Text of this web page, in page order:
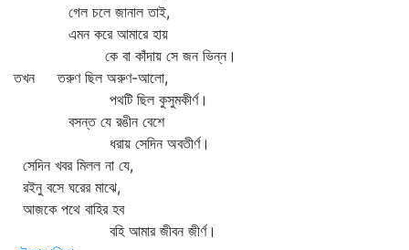
গেল চলে জানাল তাই,
এমন করে আমারে হায়
কে বা কাঁদায় সে জন ভিন্ন।
তখন তরুণ ছিল অরুণ-আলো,
পথটি ছিল কুসুমকীর্ণ।
বসন্ত যে রঙীন বেশে
ধরায় সেদিন অবতীর্ণ।
সেদিন খবর মিলল না যে,
রইনু বসে ঘরের মাঝে,
আজকে পথে বাহির হব
বহি আমার জীবন জীর্ণ।